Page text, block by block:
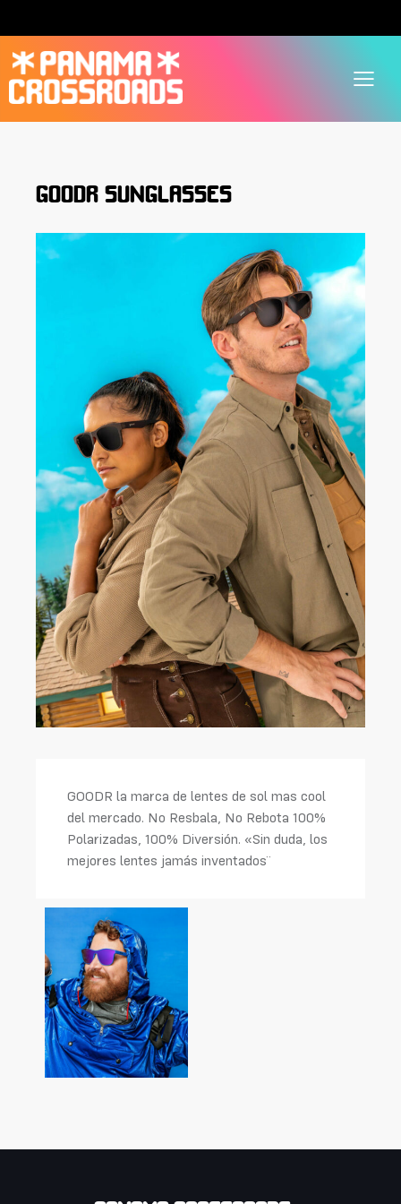
GOODR SUNGLASSES
GOODR la marca de lentes de sol mas cool
del mercado. No Resbala, No Rebota 100%
Polarizadas, 100% Diversión. «Sin duda, los
mejores lentes jamás inventados¨